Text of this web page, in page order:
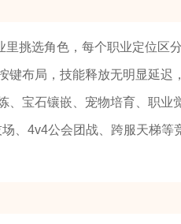
挑选角色，每个职业定位区
布局，技能释放无明显延迟
宝石镶嵌、宠物培育、职业
、4v4公会团战、跨服天梯等